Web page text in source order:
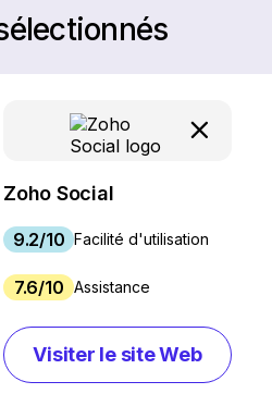
Zoho Social
9.2/10 Facilité d'utilisation
7.6/10 Assistance
Visiter le site Web